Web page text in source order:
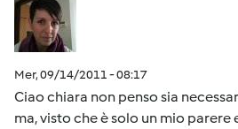
Mer, 09/14/2011 - 08:17
Ciao chiara non penso sia
ma, visto che è solo un mio parere